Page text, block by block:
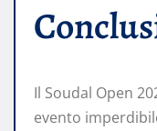
Il Soudal Open
evento